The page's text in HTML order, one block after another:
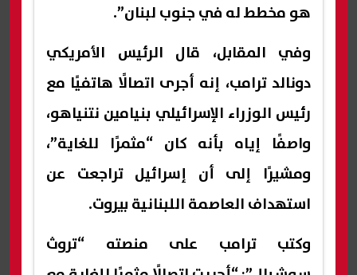
هو مخطط له في جنوب لبنان”.
وفي المقابل، قال الرئيس الأمريكي
دونالد ترامب، إنه أجرى اتصالًا هاتفيًا مع
رئيس الوزراء الإسرائيلي بنيامين نتنياهو،
واصفًا إياه بأنه كان “مثمرًا للغاية”،
ومشيرًا إلى أن إسرائيل تراجعت عن
استهداف العاصمة اللبنانية بيروت.
وكتب ترامب على منصته “تروث